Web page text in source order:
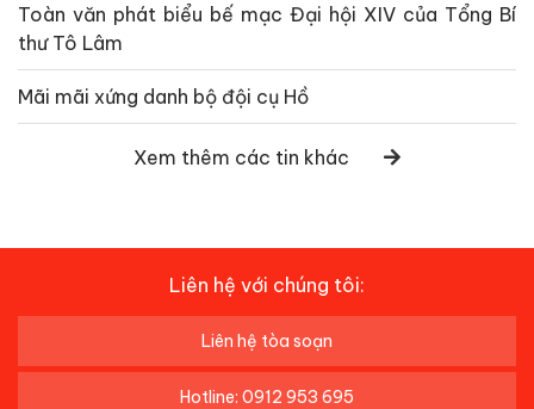
Toàn văn phát biểu bế mạc Đại hội XIV của Tổng Bí
thư Tô Lâm
Mãi mãi xứng danh bộ đội cụ Hồ
Xem thêm các tin khác
Liên hệ với chúng tôi:
Liên hệ tòa soạn
Hotline: 0912 953 695